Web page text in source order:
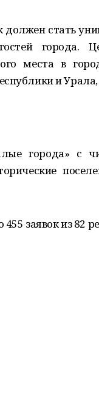
стать
города.
места в
и
города» с
заявок из 82